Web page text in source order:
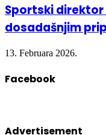
Sportski direktor
dosadašnjim
13. Februara 2026.
Facebook
Advertisement